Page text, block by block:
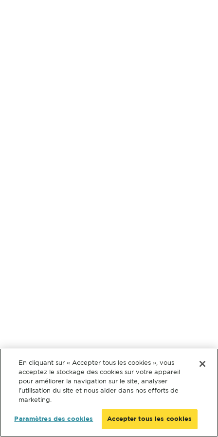
En cliquant sur « Accepter tous les cookies », vous
acceptez le stockage des cookies sur votre appareil
pour améliorer la navigation sur le site, analyser
l’utilisation du site et nous aider dans nos efforts de
marketing.
Paramètres des cookies Accepter tous les cookies